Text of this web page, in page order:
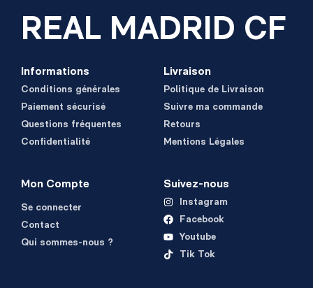
REAL MADRID CF
Informations
Conditions générales
Paiement sécurisé
Questions fréquentes
Confidentialité
Livraison
Politique de Livraison
Suivre ma commande
Retours
Mentions Légales
Mon Compte
Se connecter
Contact
Qui sommes-nous ?
Suivez-nous
Instagram
Facebook
Youtube
Tik Tok